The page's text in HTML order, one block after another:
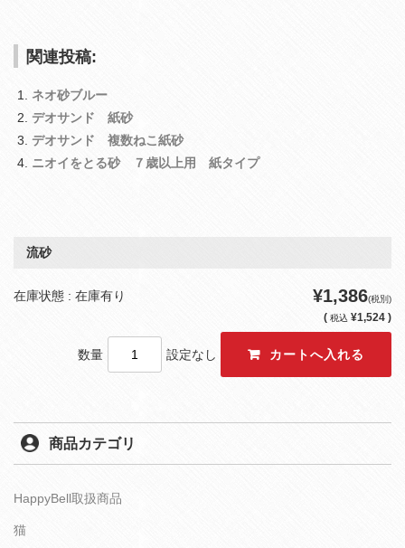
関連投稿:
ネオ砂ブルー
デオサンド 紙砂
デオサンド 複数ねこ紙砂
ニオイをとる砂 ７歳以上用 紙タイプ
流砂
在庫状態 : 在庫有り ¥1,386(税別)
( 税込 ¥1,524 )
数量 設定なし
商品カテゴリ
HappyBell取扱商品
猫